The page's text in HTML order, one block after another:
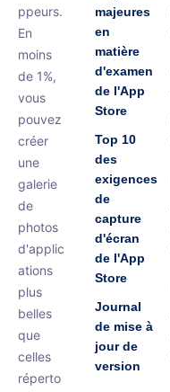
ppeurs.
En
moins
de 1%,
vous
pouvez
créer
une
galerie
de
photos
d'applic
ations
plus
belles
que
celles
réperto
majeures
en
matière
d'examen
de l'App
Store
Top 10
des
exigences
de
capture
d'écran
de l'App
Store
Journal
de mise à
jour de
version